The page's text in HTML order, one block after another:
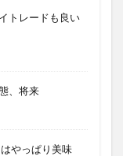
トレードも良い
、将来
やっぱり美味